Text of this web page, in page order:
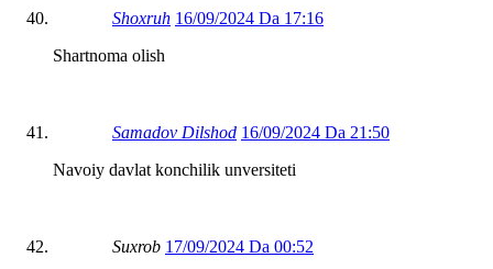
Shoxruh 16/09/2024 Da 17:16
Shartnoma olish
Samadov Dilshod 16/09/2024 Da 21:50
Navoiy davlat konchilik unversiteti
Suxrob 17/09/2024 Da 00:52